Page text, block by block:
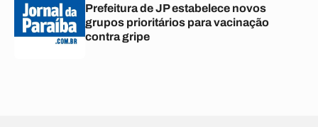
Prefeitura de JP estabelece novos
grupos prioritários para vacinação
contra gripe